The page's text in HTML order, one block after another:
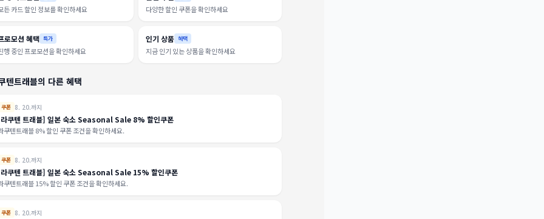
든 카드 할인 정보를 확인하세요 다양한 할인 쿠폰을 확인하세요
로모션 혜택 특가
행 중인 프로모션을 확인하세요
인기 상품 혜택
지금 인기 있는 상품을 확인하세요
텐트래블의 다른 혜택
쿠폰 8. 20.까지
쿠텐 트래블] 일본 숙소 Seasonal Sale 8% 할인쿠폰
쿠텐트래블 8% 할인 쿠폰 조건을 확인하세요.
쿠폰 8. 20.까지
쿠텐 트래블] 일본 숙소 Seasonal Sale 15% 할인쿠폰
쿠텐트래블 15% 할인 쿠폰 조건을 확인하세요.
쿠폰 8. 20.까지